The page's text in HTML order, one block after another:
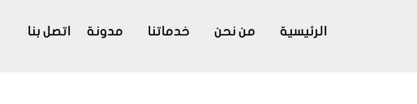
الرئيسية من نحن خدماتنا مدونة اتصل بنا